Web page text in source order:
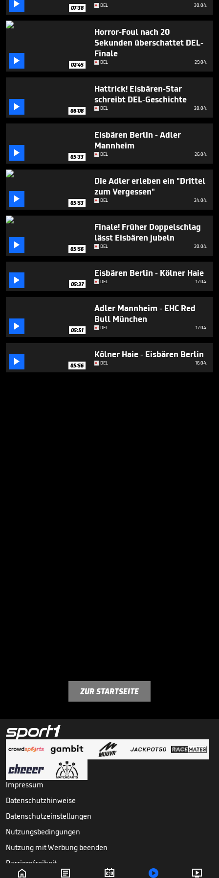
minutes,
42
seconds
 07:38 DEL 30.04.
 02:45
Horror-Foul nach 20
Sekunden überschattet DEL-
Finale
DEL 29.04.
 06:08
Hattrick! Eisbären-Star
schreibt DEL-Geschichte
DEL 28.04.
 05:33
Eisbären Berlin - Adler
Mannheim
DEL 26.04.
 05:53
Die Adler erleben ein "Drittel
zum Vergessen"
DEL 24.04.
 05:56
Finale! Früher Doppelschlag
lässt Eisbären jubeln
DEL 20.04.
 05:37
Eisbären Berlin - Kölner Haie
DEL 17.04.
 05:51
Adler Mannheim - EHC Red
Bull München
DEL 17.04.
 05:56
Kölner Haie - Eisbären Berlin
DEL 16.04.
    
ZUR STARTSEITE
Impressum
Datenschutzhinweise
Datenschutzeinstellungen
Nutzungsbedingungen
Nutzung mit Werbung beenden
Barrierefreiheit